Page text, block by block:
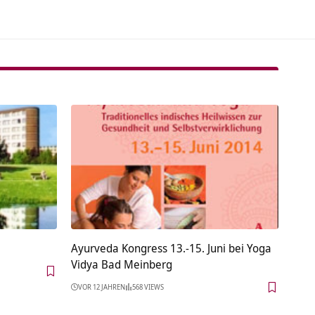
Ayurveda Kongress 13.-15. Juni bei Yoga
Vidya Bad Meinberg
VOR 12 JAHREN 568 VIEWS